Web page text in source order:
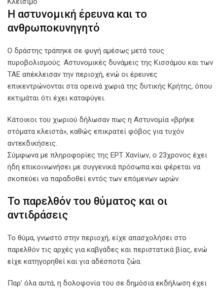
Η αστυνομική έρευνα και το
ανθρωποκυνηγητό
Ο δράστης τράπηκε σε φυγή αμέσως μετά τους
πυροβολισμούς. Αστυνομικές δυνάμεις της Κισσάμου και των
ΤΑΕ απέκλεισαν την περιοχή, ενώ οι έρευνες
επικεντρώνονται στα ορεινά χωριά της δυτικής Κρήτης, όπου
εκτιμάται ότι έχει καταφύγει.
Κάτοικοι του χωριού δήλωσαν πως η Αστυνομία «βρήκε
στόματα κλειστά», καθώς επικρατεί φόβος για τυχόν
αντεκδικήσεις.
Σύμφωνα με πληροφορίες της ΕΡΤ Χανίων, ο 23χρονος έχει
ήδη επικοινωνήσει με συγγενικά πρόσωπα και φέρεται να
σκοπεύει να παραδοθεί εντός των επόμενων ωρών.
Το παρελθόν του θύματος και οι
αντιδράσεις
Το θύμα, γνωστό στην περιοχή, είχε απασχολήσει στο
παρελθόν τις αρχές για καβγάδες και περιστατικά βίας, ενώ
είχε κατηγορηθεί και για αδέσποτα ζώα.
Παρ’ όλα αυτά, η δολοφονία του σε δημόσια εκδήλωση έχει